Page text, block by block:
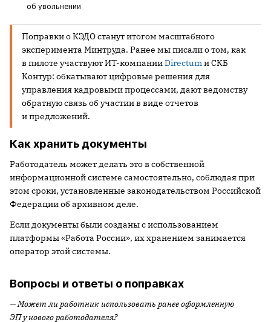
об увольнении
Поправки о КЭДО станут итогом масштабного
эксперимента Минтруда. Ранее мы писали о том, как
в пилоте участвуют ИТ-компанииDirectumи СКБ
Контур: обкатывают цифровые решения для
управления кадровыми процессами, дают ведомству
обратную связь об участии в виде отчетов
и предложений.
Как хранить документы
Работодатель может делать это в собственной
информационной системе самостоятельно, соблюдая при
этом сроки, установленные законодательством Российской
Федерации об архивном деле.
Если документы были созданы с использованием
платформы «Работа России», их хранением занимается
оператор этой системы.
Вопросы и ответы о поправках
— Может ли работник использовать ранее оформленную
ЭП у нового работодателя?